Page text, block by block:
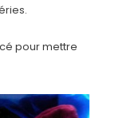
pour mettre